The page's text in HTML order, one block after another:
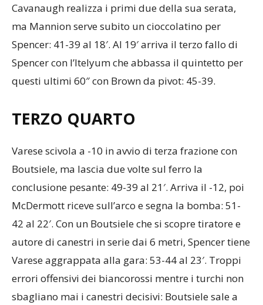
Cavanaugh realizza i primi due della sua serata,
ma Mannion serve subito un cioccolatino per
Spencer: 41-39 al 18′. Al 19′ arriva il terzo fallo di
Spencer con l’Itelyum che abbassa il quintetto per
questi ultimi 60″ con Brown da pivot: 45-39.
TERZO QUARTO
Varese scivola a -10 in avvio di terza frazione con
Boutsiele, ma lascia due volte sul ferro la
conclusione pesante: 49-39 al 21′. Arriva il -12, poi
McDermott riceve sull’arco e segna la bomba: 51-
42 al 22′. Con un Boutsiele che si scopre tiratore e
autore di canestri in serie dai 6 metri, Spencer tiene
Varese aggrappata alla gara: 53-44 al 23′. Troppi
errori offensivi dei biancorossi mentre i turchi non
sbagliano mai i canestri decisivi: Boutsiele sale a